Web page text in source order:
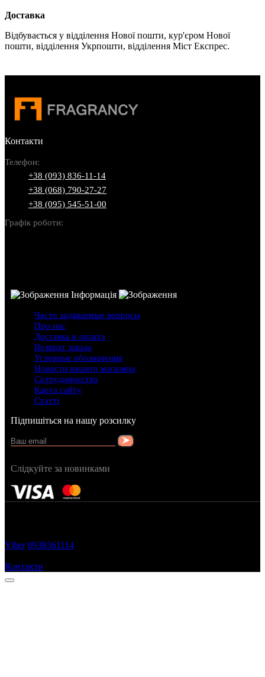
Доставка
Відбувається у відділення Нової пошти, кур'єром Нової
пошти, відділення Укрпошти, відділення Міст Експрес.
Контакти
Телефон:
+38 (093) 836-11-14
+38 (068) 790-27-27
+38 (095) 545-51-00
Графік роботи:
Інформація
Часто задаваемые вопросы
Про нас
Доставка и оплата
Возврат заказа
Условные обозначения
Новости нашего магазина
Сотрудничество
Карта сайту
Статті
Підпишіться на нашу розсилку
Слідкуйте за новинками
Viber 0938361114
Контакти